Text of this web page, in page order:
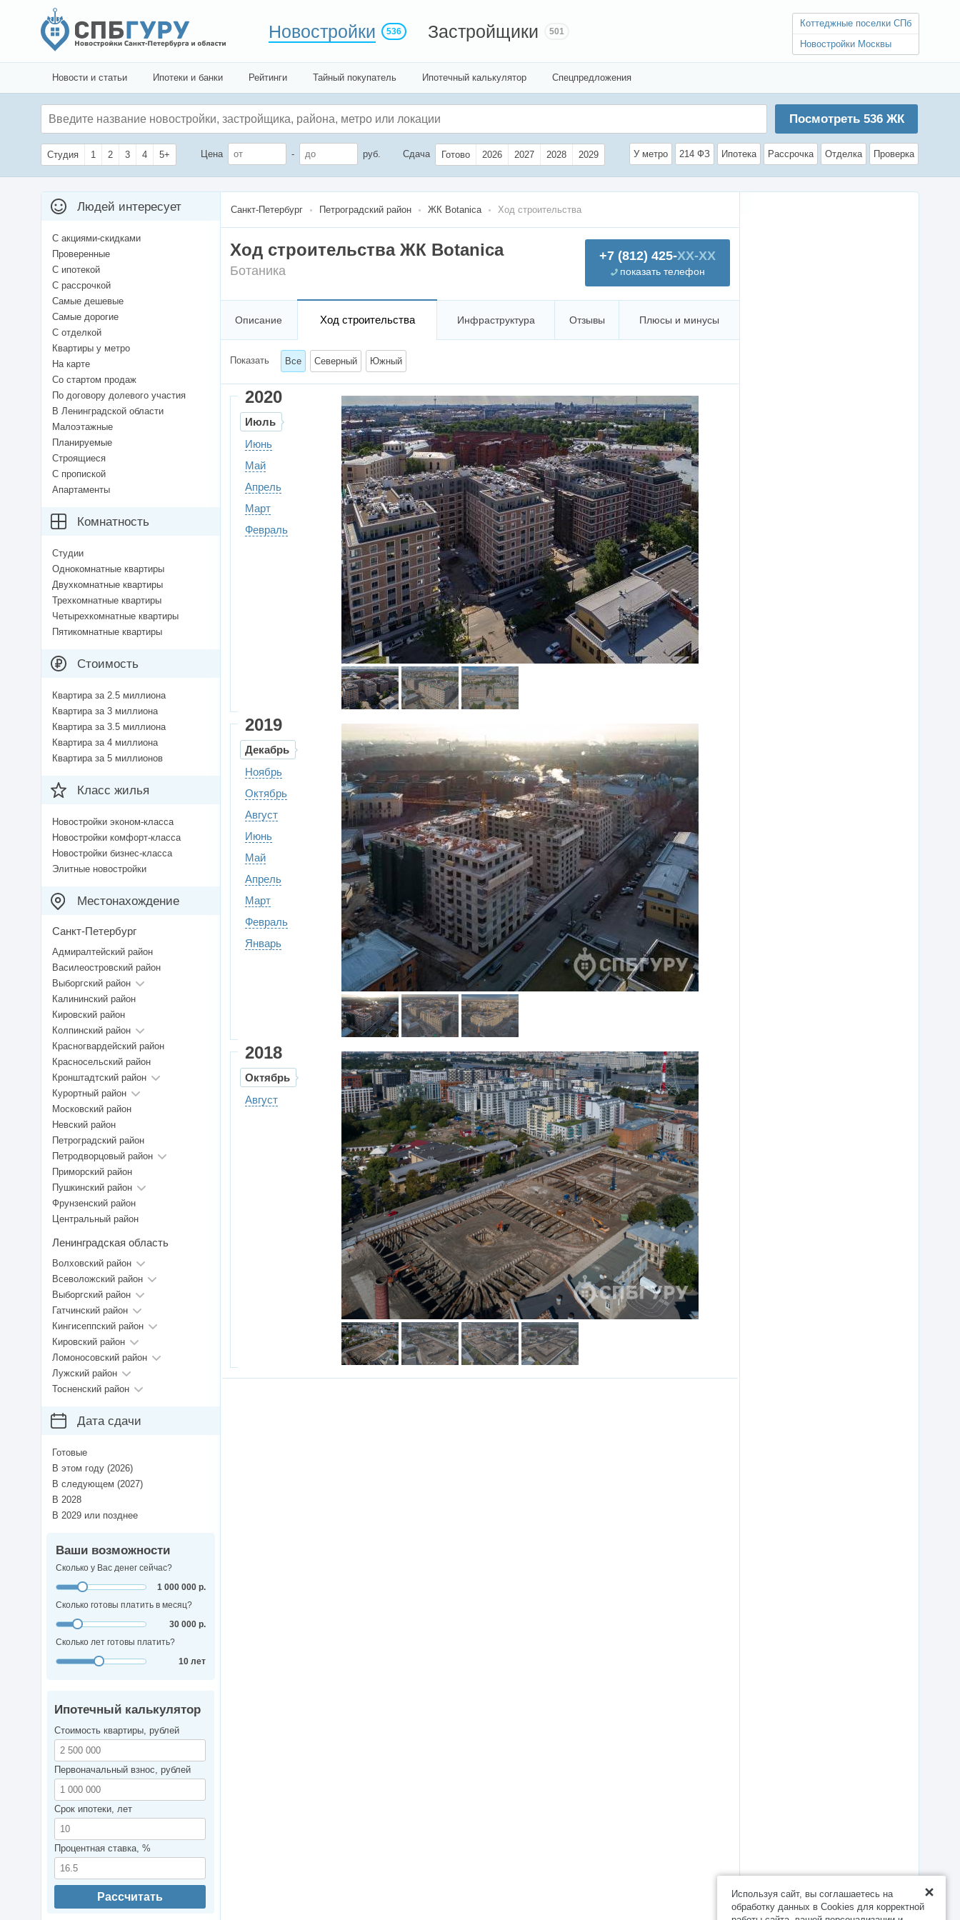
Новостройки 536 Застройщики 501
Коттеджные поселки СПб
Новостройки Москвы
Новости и статьи Ипотеки и банки Рейтинги Тайный покупатель Ипотечный калькулятор Спецпредложения
Посмотреть 536ЖК
Студия 1 2 3 4 5+ Цена - руб. Сдача Готово 2026 2027 2028 2029 У метро 214 ФЗ Ипотека Рассрочка Отделка Проверка
Санкт-Петербург Петроградский район ЖК Botanica Ход строительства
+7 (812) 425-XX-XX
показать телефон
Ход строительства ЖК Botanica
Ботаника
Описание Ход строительства Инфраструктура Отзывы Плюсы и минусы
Показать Все Северный Южный
2020
Июль
Июнь
Май
Апрель
Март
Февраль
2019
Декабрь
Ноябрь
Октябрь
Август
Июнь
Май
Апрель
Март
Февраль
Январь
2018
Октябрь
Август
Людей интересует
С акциями-скидками
Проверенные
С ипотекой
С рассрочкой
Самые дешевые
Самые дорогие
С отделкой
Квартиры у метро
На карте
Со стартом продаж
По договору долевого участия
В Ленинградской области
Малоэтажные
Планируемые
Строящиеся
С пропиской
Апартаменты
Комнатность
Студии
Однокомнатные квартиры
Двухкомнатные квартиры
Трехкомнатные квартиры
Четырехкомнатные квартиры
Пятикомнатные квартиры
Стоимость
Квартира за 2.5 миллиона
Квартира за 3 миллиона
Квартира за 3.5 миллиона
Квартира за 4 миллиона
Квартира за 5 миллионов
Класс жилья
Новостройки эконом-класса
Новостройки комфорт-класса
Новостройки бизнес-класса
Элитные новостройки
Местонахождение
Санкт-Петербург
Адмиралтейский район
Василеостровский район
Выборгский район
Калининский район
Кировский район
Колпинский район
Красногвардейский район
Красносельский район
Кронштадтский район
Курортный район
Московский район
Невский район
Петроградский район
Петродворцовый район
Приморский район
Пушкинский район
Фрунзенский район
Центральный район
Ленинградская область
Волховский район
Всеволожский район
Выборгский район
Гатчинский район
Кингисеппский район
Кировский район
Ломоносовский район
Лужский район
Тосненский район
Дата сдачи
Готовые
В этом году (2026)
В следующем (2027)
В 2028
В 2029 или позднее
Ваши возможности
Сколько у Вас денег сейчас?
1 000 000 р.
Сколько готовы платить в месяц?
30 000 р.
Сколько лет готовы платить?
10 лет
Ипотечный калькулятор
Стоимость квартиры, рублей
Первоначальный взнос, рублей
Срок ипотеки, лет
Процентная ставка, %
Рассчитать
Используя сайт, вы соглашаетесь на
обработку данных в Cookies для корректной